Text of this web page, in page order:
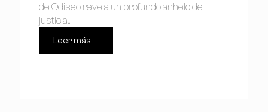
de Odiseo revela un profundo anhelo de
justicia....
Leer más